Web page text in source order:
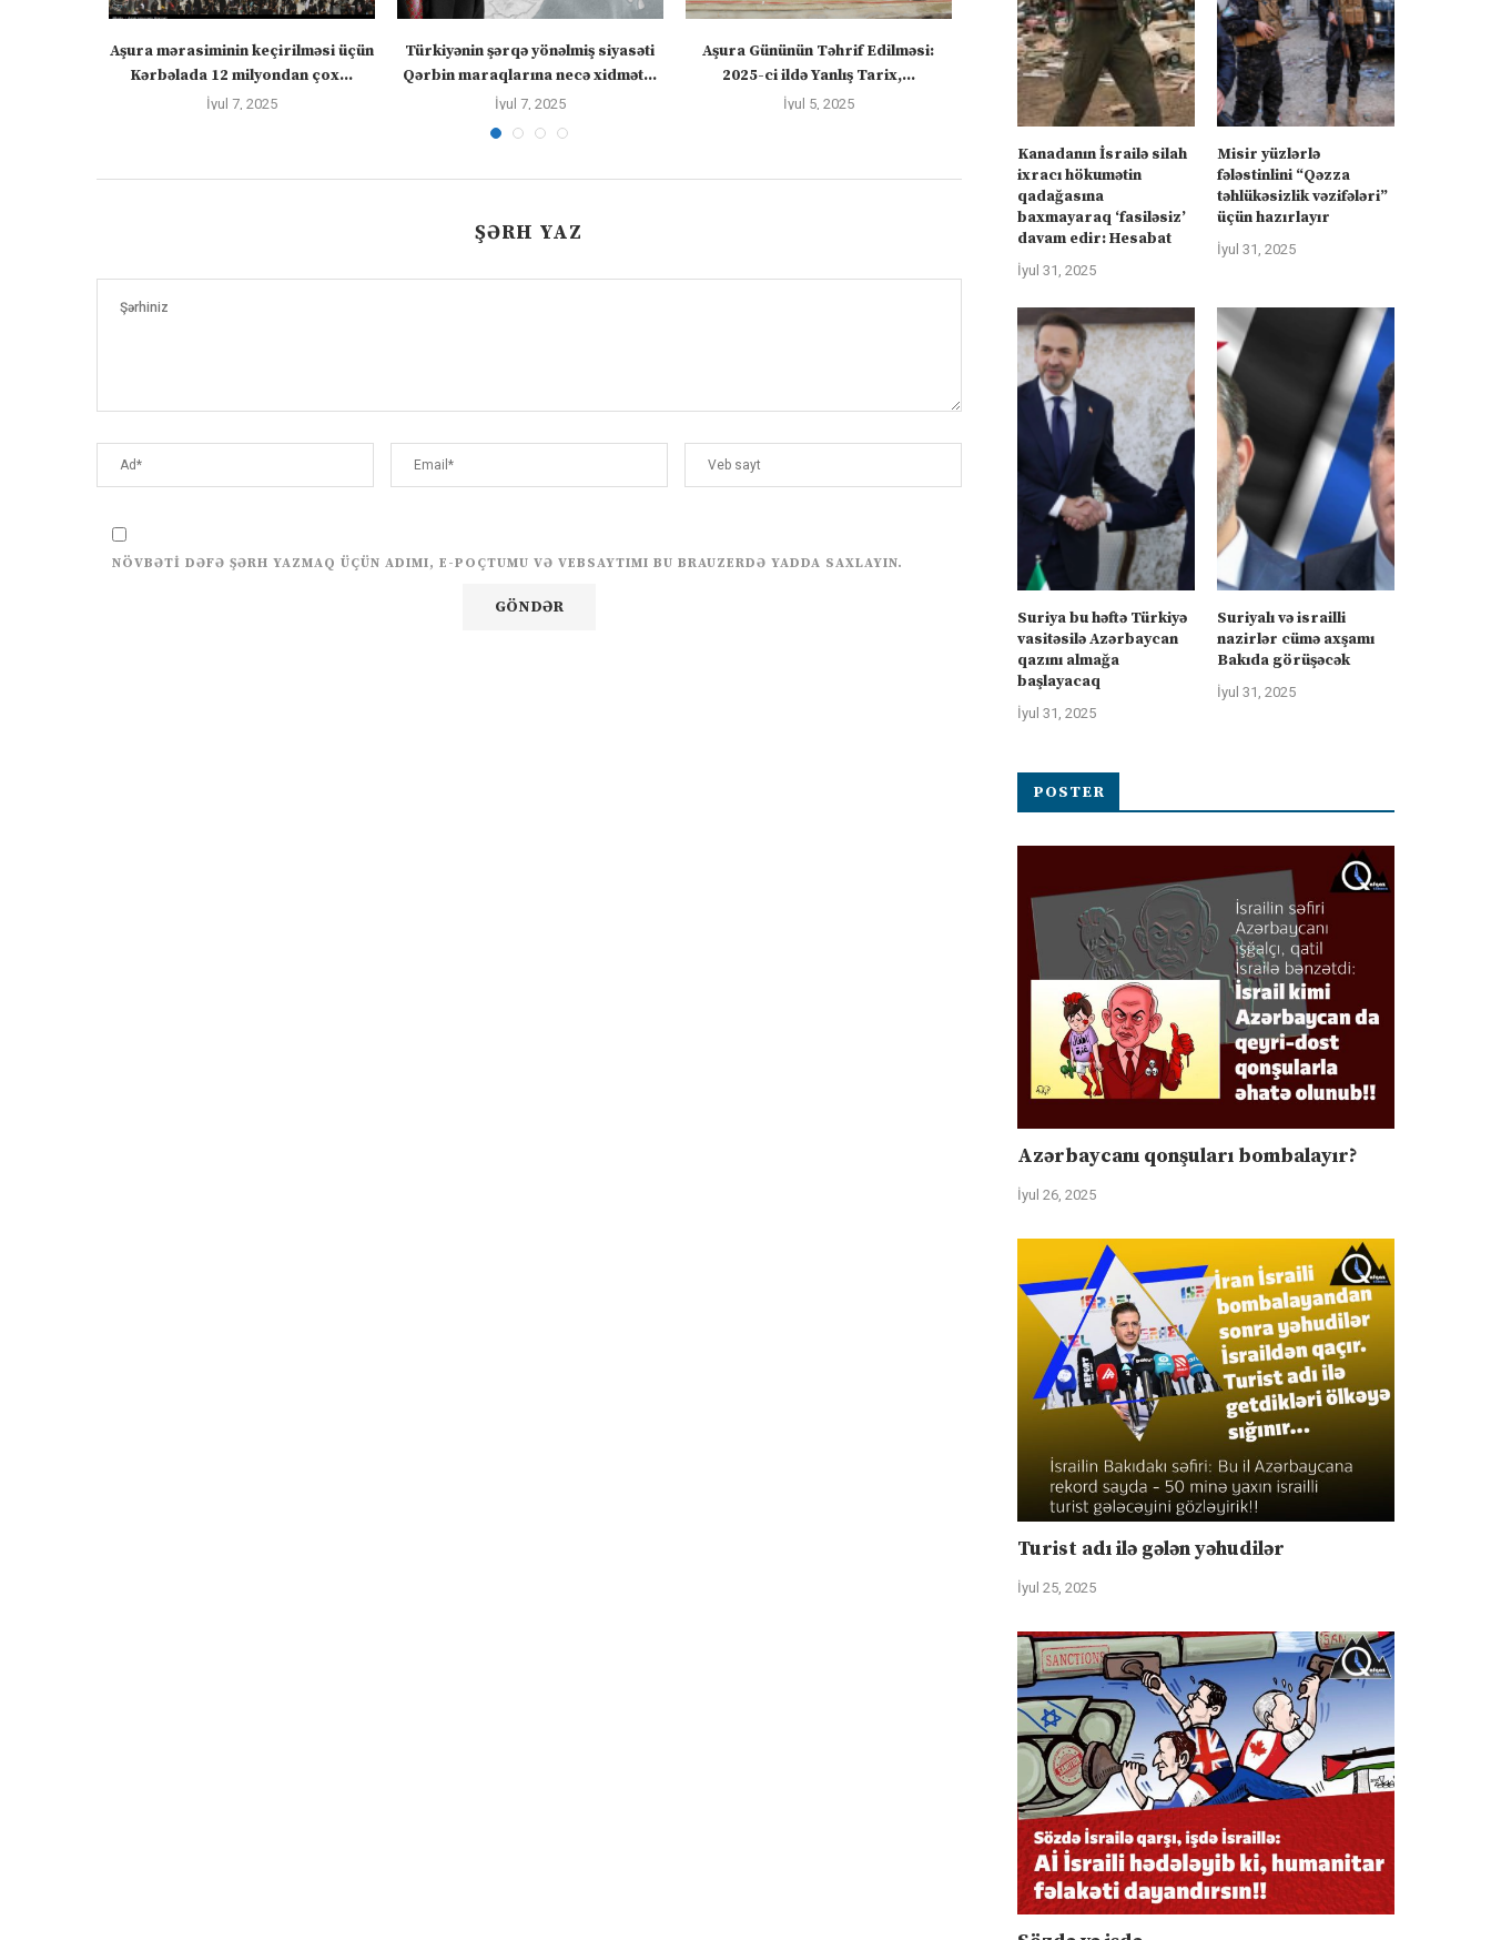
Aşura mərasiminin keçirilməsi üçün
Kərbəlada 12 milyondan çox...
İyul 7, 2025
Türkiyənin şərqə yönəlmiş siyasəti
Qərbin maraqlarına necə xidmət...
İyul 7, 2025
Aşura Gününün Təhrif Edilməsi:
2025-ci ildə Yanlış Tarix,...
İyul 5, 2025
Türkiyə Afrikanın neft və qazına can
atır –...
İyul 4, 2025
Türkiyə Afrikanın neft və
atır –...
İyul 4, 2025
ŞƏRH YAZ
NÖVBƏTI DƏFƏ ŞƏRH YAZMAQ ÜÇÜN ADIMI, E-POÇTUMU VƏ VEBSAYTIMI BU BRAUZERDƏ YADDA SAXLAYIN.
Kanadanın İsrailə silah
ixracı hökumətin
qadağasına
baxmayaraq ‘fasiləsiz’
davam edir: Hesabat
İyul 31, 2025
Misir yüzlərlə
fələstinlini “Qəzza
təhlükəsizlik vəzifələri”
üçün hazırlayır
İyul 31, 2025
Suriya bu həftə Türkiyə
vasitəsilə Azərbaycan
qazını almağa
başlayacaq
İyul 31, 2025
Suriyalı və israilli
nazirlər cümə axşamı
Bakıda görüşəcək
İyul 31, 2025
POSTER
Azərbaycanı qonşuları bombalayır?
İyul 26, 2025
Turist adı ilə gələn yəhudilər
İyul 25, 2025